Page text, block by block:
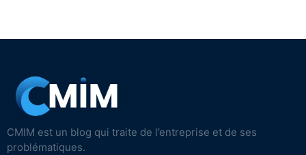
CMIM est un blog qui traite de l’entreprise et de ses
problématiques.